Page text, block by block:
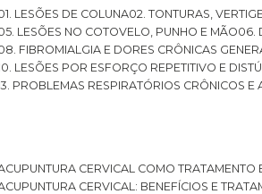
01. LESÕES DE COLUNA
02. TONTURAS,
05. LESÕES NO COTOVELO, PUNHO E MÃO
08. FIBROMIALGIA E DORES CRÔNICAS
10. LESÕES POR ESFORÇO REPETITIVO E
13. PROBLEMAS RESPIRATÓRIOS CRÔNICOS E
ACUPUNTURA CERVICAL COMO
ACUPUNTURA CERVICAL: BENEFÍCIOS E